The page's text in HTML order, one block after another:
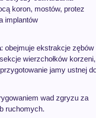
koron, mostów, protez
implantów
: obejmuje ekstrakcje zębów
wierzchołków korzeni,
jamy ustnej
wad zgryzu za
ruchomych.